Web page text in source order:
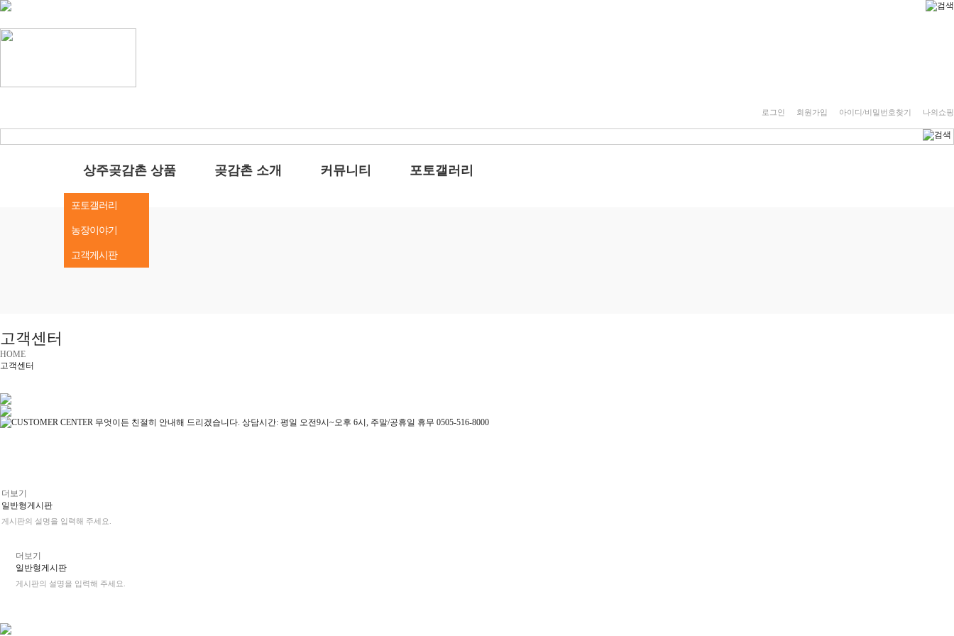
나의쇼핑
아이디/비밀번호찾기
회원가입
로그인
상주곶감촌 상품 곶감촌 소개
인사말
오시는길
커뮤니티
공지사항
농장이야기
고객게시판
포토갤러리
포토갤러리
고객센터
HOME
고객센터
더보기
일반형게시판
게시판의 설명을 입력해 주세요.
더보기
일반형게시판
게시판의 설명을 입력해 주세요.